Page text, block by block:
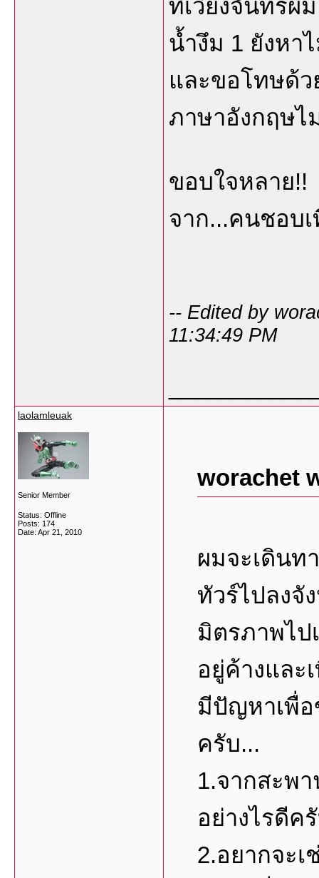
ที่เวียงจันทร์ผ
น้ำงึม 1 ยังหา
และขอโทษด้ว
ภาษาอังกฤษไ
ขอบใจหลาย!!
จาก...คนชอบ
-- Edited by
11:34:49 PM
laolamleuak
Senior Member
Status: Offline
Posts: 174
Date: Apr 21, 2010
worachet
ผมจะเดินท
ทัวร์ไปลงจั
มิตรภาพไป
อยู่ค้างและ
มีปัญหาเพื่
ครับ...
1.จากสะพ
อย่างไรดีค
2.อยากจะ